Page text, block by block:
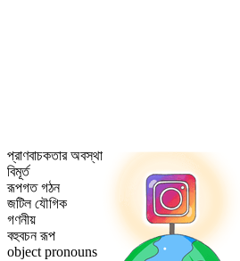
প্রাণবাচকতার অবস্থা
বিমূর্ত
রূপগত গঠন
জটিল যৌগিক
গণনীয়
বহুবচন রূপ
object pronouns